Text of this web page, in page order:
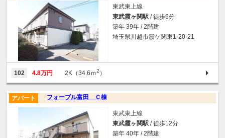
東武東上線
東武霞ヶ関駅 / 徒歩6分
築年 39年 / 2階建
埼玉県川越市霞ケ関東1-20-21
102 4.8万円 2K（34.6ｍ2 ）
フォーブル富田 Ｃ棟
アパート
東武東上線
東武霞ヶ関駅 / 徒歩12分
築年 40年 / 2階建